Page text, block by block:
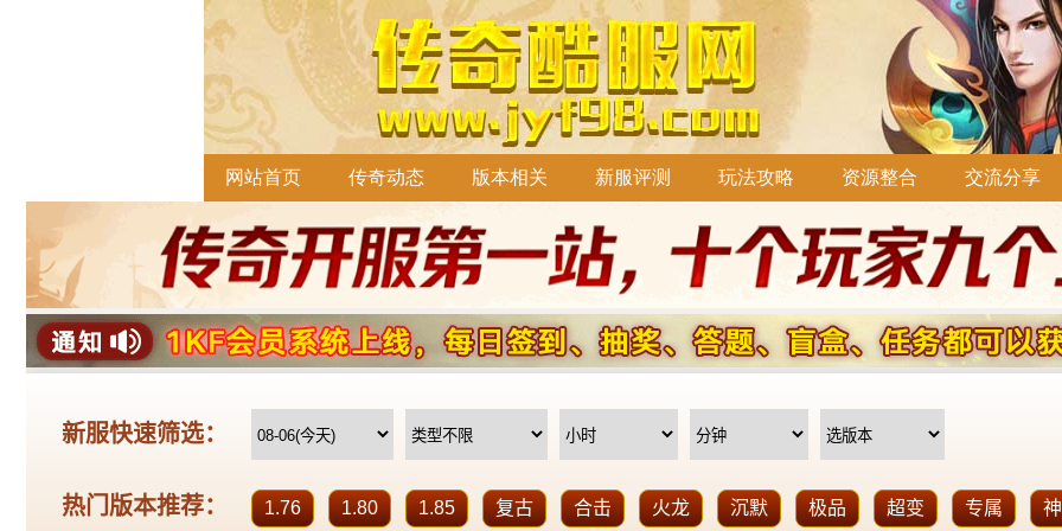
网站首页 传奇动态 版本相关 新服评测 玩法攻略 资源整合 交流分享